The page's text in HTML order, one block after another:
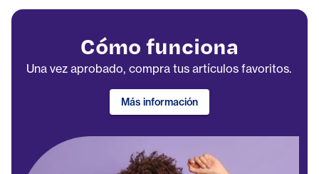
Cómo funciona
Una vez aprobado, compra tus artículos favoritos.
Más información